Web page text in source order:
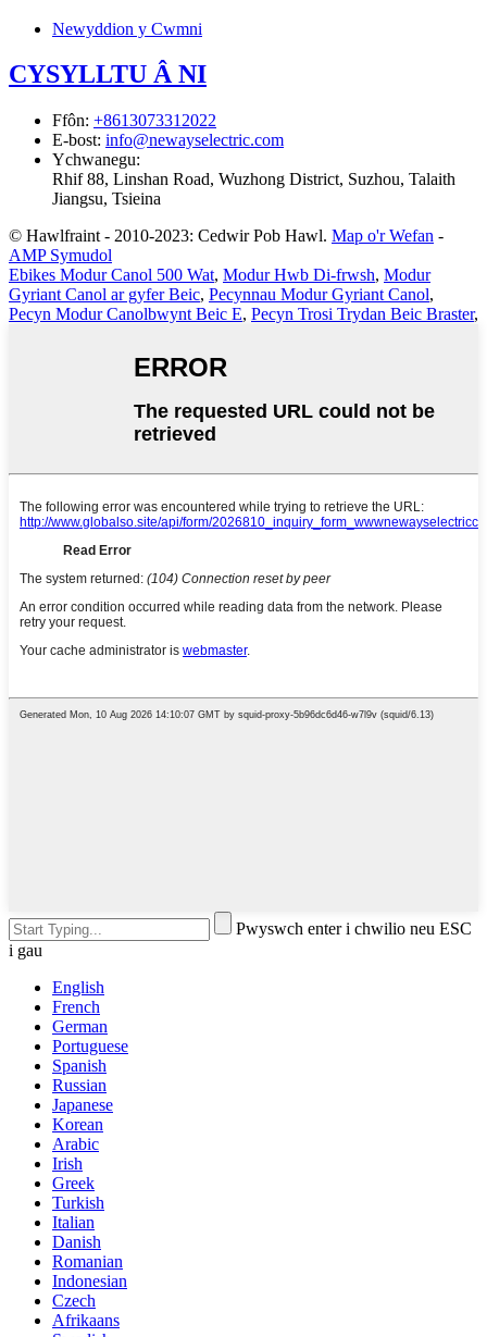
Newyddion y Cwmni
CYSYLLTU Â NI
Ffôn: +8613073312022
E-bost: info@newayselectric.com
Ychwanegu:
Rhif 88, Linshan Road, Wuzhong District, Suzhou, Talaith
Jiangsu, Tsieina
© Hawlfraint - 2010-2023: Cedwir Pob Hawl. Map o'r Wefan -
AMP Symudol
Ebikes Modur Canol 500 Wat, Modur Hwb Di-frwsh, Modur
Gyriant Canol ar gyfer Beic, Pecynnau Modur Gyriant Canol,
Pecyn Modur Canolbwynt Beic E, Pecyn Trosi Trydan Beic Braster,
Pwyswch enter i chwilio neu ESC
i gau
English
French
German
Portuguese
Spanish
Russian
Japanese
Korean
Arabic
Irish
Greek
Turkish
Italian
Danish
Romanian
Indonesian
Czech
Afrikaans